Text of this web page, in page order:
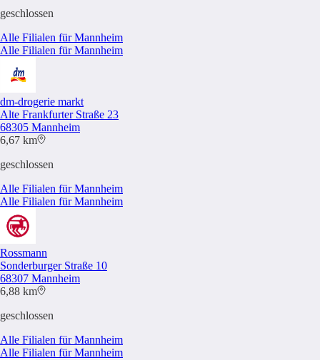
geschlossen
Alle Filialen für Mannheim
Alle Filialen für Mannheim
dm-drogerie markt
Alte Frankfurter Straße 23
68305 Mannheim
6,67 km
geschlossen
Alle Filialen für Mannheim
Alle Filialen für Mannheim
Rossmann
Sonderburger Straße 10
68307 Mannheim
6,88 km
geschlossen
Alle Filialen für Mannheim
Alle Filialen für Mannheim